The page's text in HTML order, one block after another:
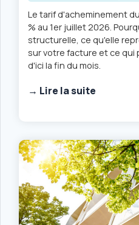
Le tarif d'acheminement
% au 1er juillet 2026.
structurelle, ce qu'elle
sur votre facture et ce qui
d'ici la fin du mois.
→ Lire la suite